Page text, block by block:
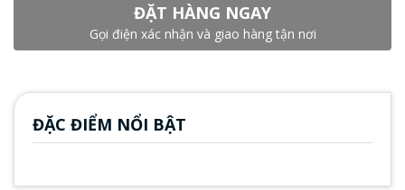
ĐẶT HÀNG NGAY
Gọi điện xác nhận và giao hàng tận nơi
ĐẶC ĐIỂM NỔI BẬT